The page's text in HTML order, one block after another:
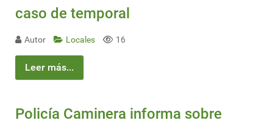
caso de temporal
Autor Locales 16
Leer más...
Policía Caminera informa sobre